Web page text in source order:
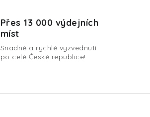
Přes 13 000 výdejních
míst
Snadné a rychlé vyzvednutí
po celé České republice!